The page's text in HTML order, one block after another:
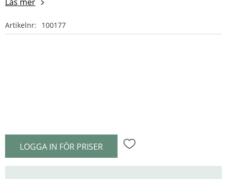
LOGGA IN FÖR PRISER Lägg till i favoriter
Artikelnr 100177